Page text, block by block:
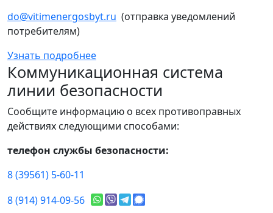
do@vitimenergosbyt.ru (отправка уведомлений
потребителям)
Узнать подробнее
Коммуникационная система
линии безопасности
Сообщите информацию о всех противоправных
действиях следующими способами:
телефон службы безопасности:
8 (39561) 5-60-11
8 (914) 914-09-56